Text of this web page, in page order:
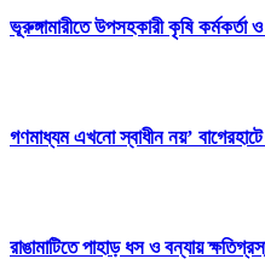
ভূরুঙ্গামারীতে উপসহকারী কৃষি কর্মকর্তা
গণমাধ্যম এখনো স্বাধীন নয়’
রাঙামাটিতে পাহাড় ধস ও বন্যায়